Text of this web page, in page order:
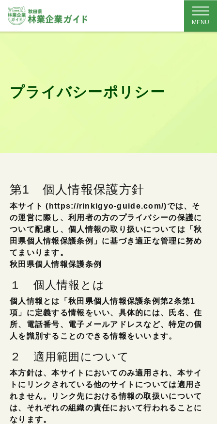
MENU
プライバシーポリシー
第1 個人情報保護方針
本サイト (https://rinkigyo-guide.com/)では、そ
の運営に際し、利用者の方のプライバシーの保護に
ついて配慮し、個人情報の取り扱いについては「秋
田県個人情報保護条例」に基づき適正な管理に努め
てまいります。
秋田県個人情報保護条例
１ 個人情報とは
個人情報とは「秋田県個人情報保護条例第2条第1
項」に定義する情報をいい、具体的には、氏名、住
所、電話番号、電子メールアドレスなど、特定の個
人を識別することのできる情報をいいます。
２ 適用範囲について
本方針は、本サイトにおいてのみ適用され、本サイ
トにリンクされている他のサイトについては適用さ
れません。リンク先における情報の取扱いについて
は、それぞれの組織の責任において行われることに
なります。